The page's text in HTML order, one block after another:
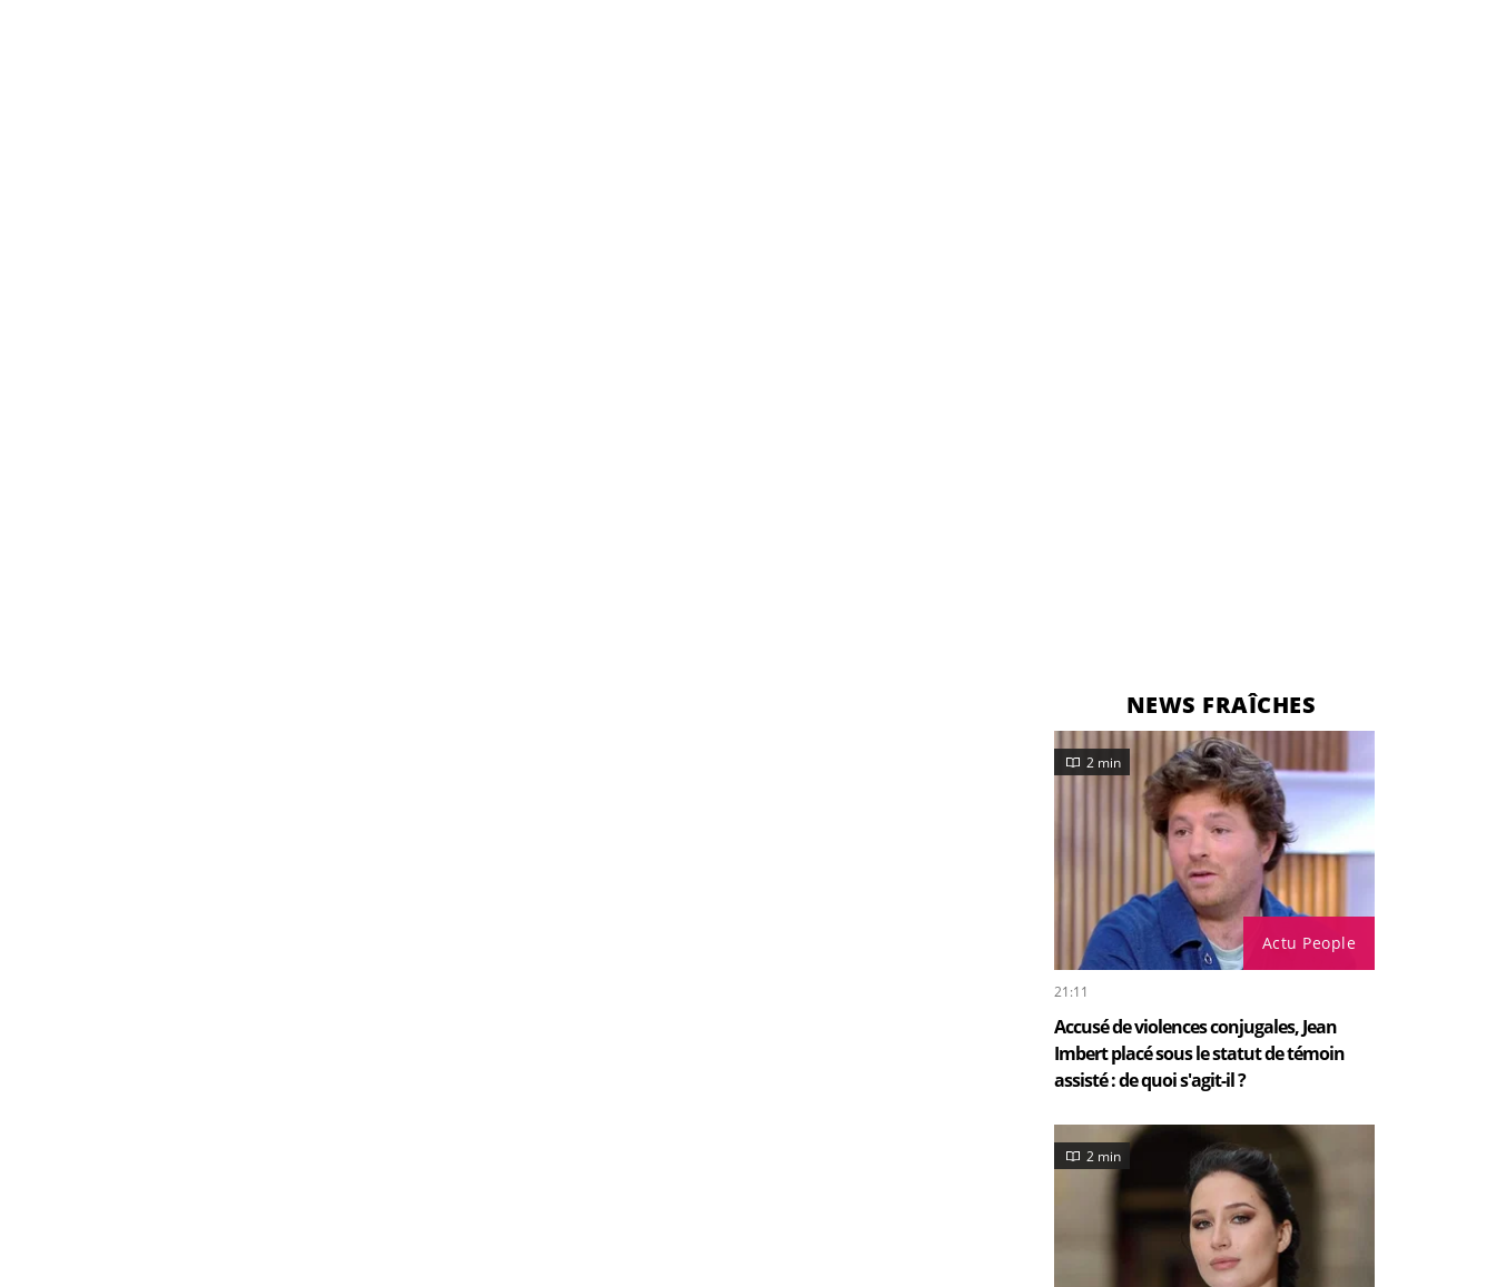
NEWS FRAÎCHES
Actu People
2 min
21:11
Accusé de violences conjugales, Jean
Imbert placé sous le statut de témoin
assisté : de quoi s'agit-il ?
2 min